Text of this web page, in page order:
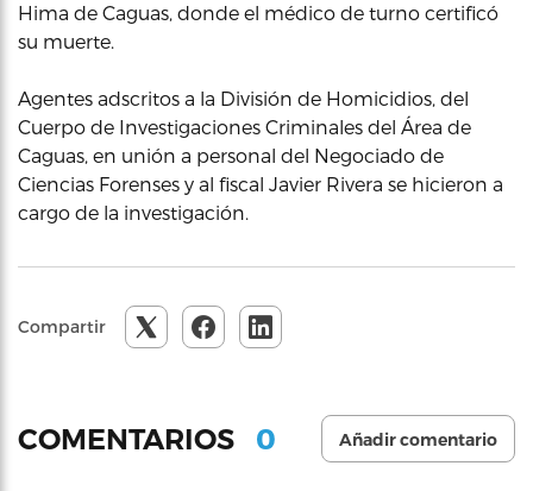
Hima de Caguas, donde el médico de turno certificó
su muerte.
Agentes adscritos a la División de Homicidios, del
Cuerpo de Investigaciones Criminales del Área de
Caguas, en unión a personal del Negociado de
Ciencias Forenses y al fiscal Javier Rivera se hicieron a
cargo de la investigación.
Compartir
COMENTARIOS 0 Añadir comentario